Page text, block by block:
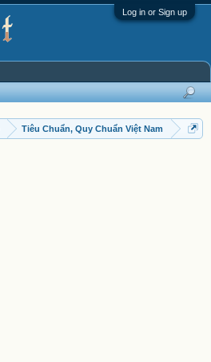
Log in or Sign up
Tiêu Chuẩn, Quy Chuẩn Việt Nam